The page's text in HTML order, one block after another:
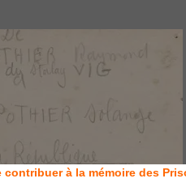
contribuer à la mémoire des